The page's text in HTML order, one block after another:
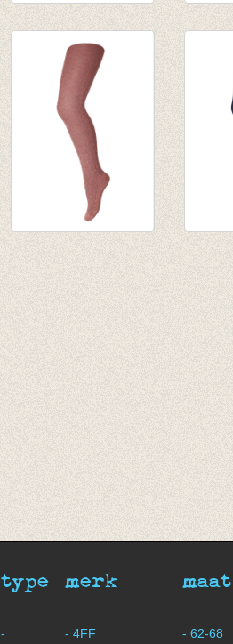
Elderberry/woodrose/vlier
type
-
merk
- 4FF
maat
- 62-68